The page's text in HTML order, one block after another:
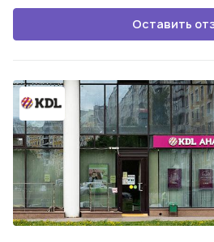
Оставить